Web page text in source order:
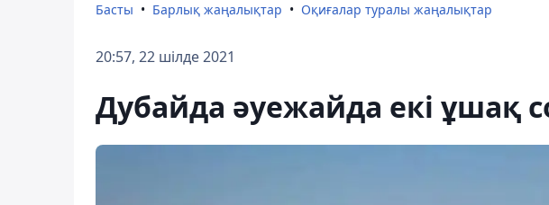
Басты Барлық жаңалықтар Оқиғалар туралы жаңалықтар
20:57, 22 шілде 2021
Дубайда әуежайда екі ұшақ